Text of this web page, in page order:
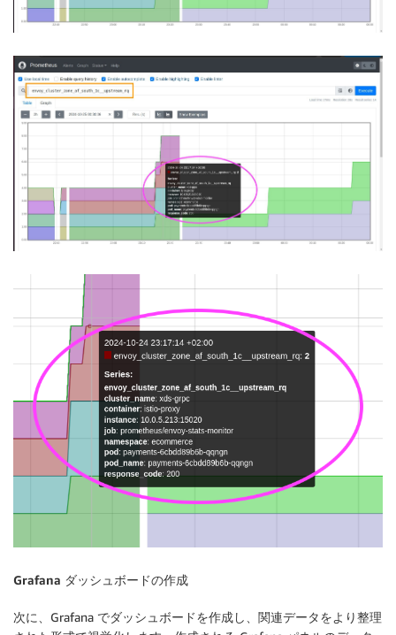
  - port: http-monitoring
Grafana ダッシュボードの作成
次に、Grafana でダッシュボードを作成し、関連データをより整理